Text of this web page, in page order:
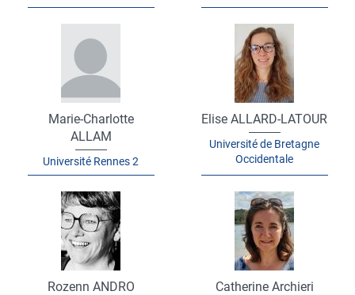
Marie-Charlotte
ALLAM
Université Rennes 2
Elise ALLARD-LATOUR
Université de Bretagne
Occidentale
Rozenn ANDRO Catherine Archieri